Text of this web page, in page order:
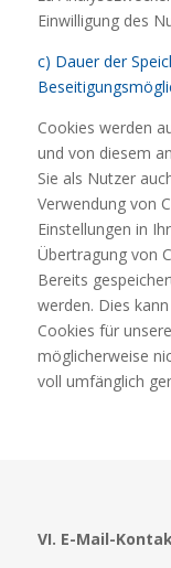
Einwilligung des
c) Dauer der
Cookies werden
und von diesem
Sie als Nutzer
Verwendung von
Einstellungen in
Übertragung von
Bereits
werden. Dies
Cookies für
möglicherweise
voll umfänglich
VI. E-Mail-